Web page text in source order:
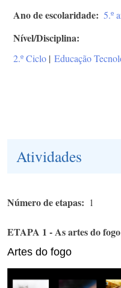
Ano de escolaridade 5.º
Nível/Disciplina
2.º Ciclo | Educação
Atividades
Número de etapas 1
ETAPA 1 - As artes do fogo